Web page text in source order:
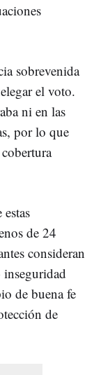
sobrevenida
el voto.
ni en las
por lo que
de 24
consideran
de buena fe
de